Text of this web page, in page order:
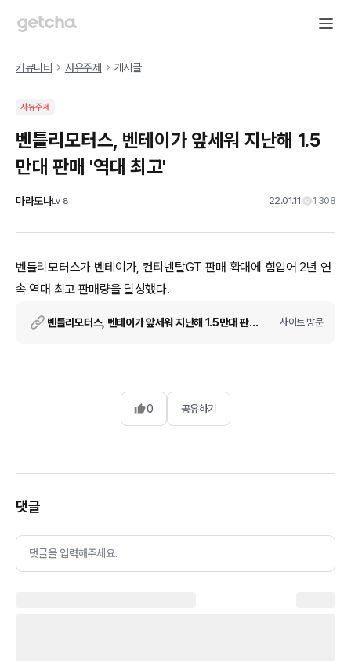
커뮤니티 자유주제 게시글
자유주제
벤틀리모터스, 벤테이가 앞세워 지난해 1.5
만대 판매 '역대 최고'
마라도나Lv 8 22.01.11 1,308
벤틀리모터스가 벤테이가, 컨티넨탈GT 판매 확대에 힘입어 2년 연
속 역대 최고 판매량을 달성했다.
벤틀리모터스, 벤테이가 앞세워 지난해 1.5만대 판매 '역대 최고' 사이트 방문
0 공유하기
댓글
댓글을 입력해주세요.